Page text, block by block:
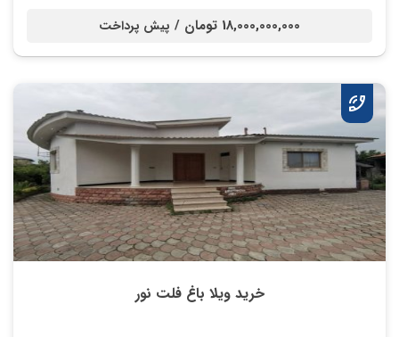
18,000,000,000 تومان / پیش پرداخت
خرید ویلا باغ فلت نور